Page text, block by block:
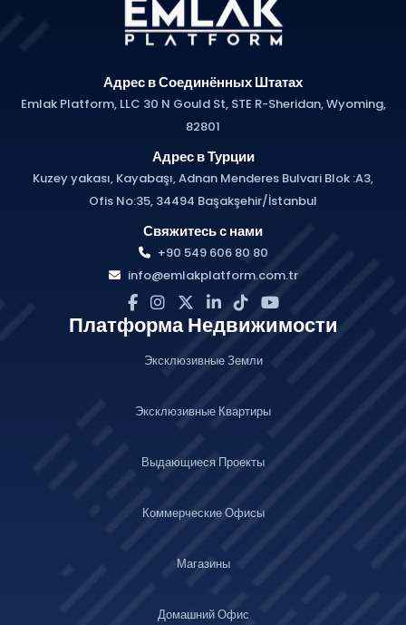
Адрес в Соединённых Штатах
Emlak Platform, LLC 30 N Gould St, STE R-Sheridan, Wyoming,
82801
Адрес в Турции
Kuzey yakası, Kayabaşı, Adnan Menderes Bulvari Blok :A3,
Ofis No:35, 34494 Başakşehir/İstanbul
Свяжитесь с нами
+90 549 606 80 80
info@emlakplatform.com.tr
Платформа Недвижимости
Эксклюзивные Земли
Эксклюзивные Квартиры
Выдающиеся Проекты
Коммерческие Офисы
Магазины
Домашний Офис